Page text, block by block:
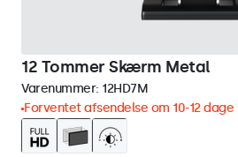
12 Tommer Skærm Metal
Varenummer: 12HD7M
Forventet afsendelse om 10-12 dage